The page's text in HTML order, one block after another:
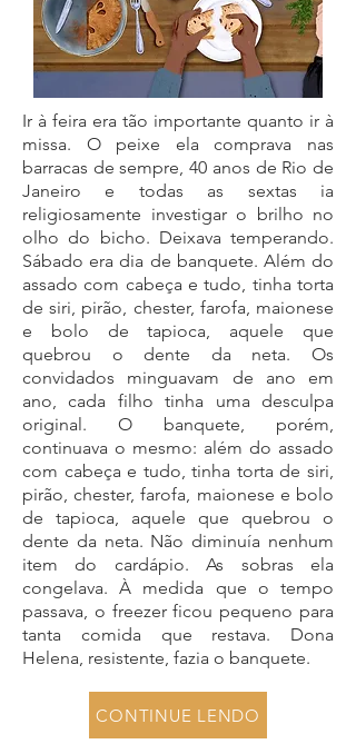
Ir à feira era tão importante quanto ir à
missa. O peixe ela comprava nas
barracas de sempre, 40 anos de Rio de
Janeiro e todas as sextas ia
religiosamente investigar o brilho no
olho do bicho. Deixava temperando.
Sábado era dia de banquete. Além do
assado com cabeça e tudo, tinha torta
de siri, pirão, chester, farofa, maionese
e bolo de tapioca, aquele que
quebrou o dente da neta. Os
convidados minguavam de ano em
ano, cada filho tinha uma desculpa
original. O banquete, porém,
continuava o mesmo: além do assado
com cabeça e tudo, tinha torta de siri,
pirão, chester, farofa, maionese e bolo
de tapioca, aquele que quebrou o
dente da neta. Não diminuía nenhum
item do cardápio. As sobras ela
congelava. À medida que o tempo
passava, o freezer ficou pequeno para
tanta comida que restava. Dona
Helena, resistente, fazia o banquete.
CONTINUE LENDO